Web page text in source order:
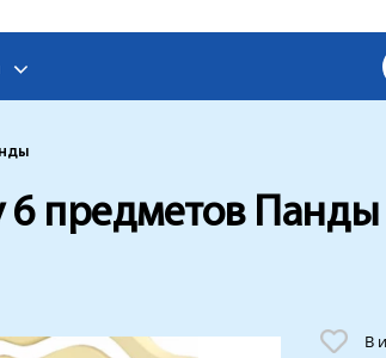
6 предметов Панды
В